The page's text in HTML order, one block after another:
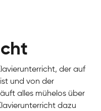
der auf
und von der
alles mühelos über
dazu